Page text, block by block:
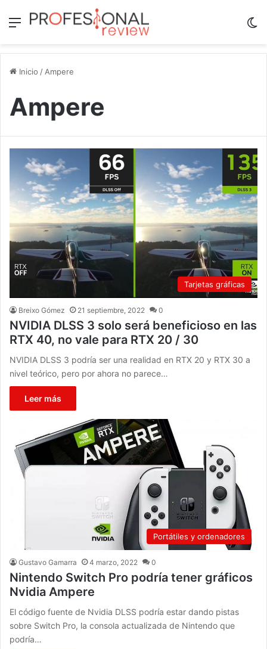
Menú
Inicio /Ampere
Ampere
Tarjetas gráficas
Breixo Gómez 21 septiembre, 2022 0
NVIDIA DLSS 3 solo será beneficioso en las
RTX 40, no vale para RTX 20 / 30
NVIDIA DLSS 3 podría ser una realidad en RTX 20 y RTX 30 a
nivel teórico, pero por ahora no parece…
Leer más
Portátiles y ordenadores
Gustavo Gamarra 4 marzo, 2022 0
Nintendo Switch Pro podría tener gráficos
Nvidia Ampere
El código fuente de Nvidia DLSS podría estar dando pistas
sobre Switch Pro, la consola actualizada de Nintendo que
podría…